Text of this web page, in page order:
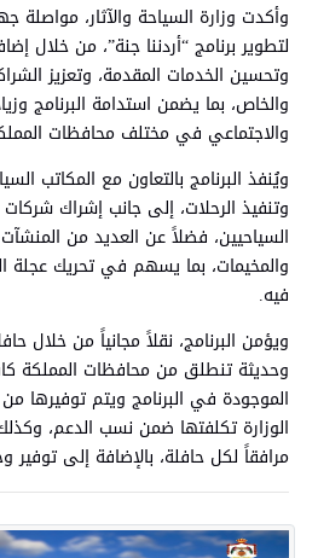
وأكدت وزارة السياحة والآثار،
لتطوير برنامج “أردننا جنة”، من خلال
وتحسين الخدمات المقدمة، وتعزيز
والخاص، بما يضمن استدامة البرنامج
والاجتماعي في مختلف محافظات
ويُنفذ البرنامج بالتعاون مع المكاتب
وتنفيذ الرحلات، إلى جانب إشراك شركات
السياحيين، فضلاً عن العديد من
والمخيمات، بما يسهم في تحريك عجلة
فيه.
ويؤمن البرنامج، نقلاً مجانياً من خلال
وحديثة تنطلق من محافظات المملكة
الموجودة في البرنامج ويتم توفيرها
الوزارة تكلفتها ضمن نسب الدعم،
مرافقاً لكل حافلة، بالإضافة إلى توفير